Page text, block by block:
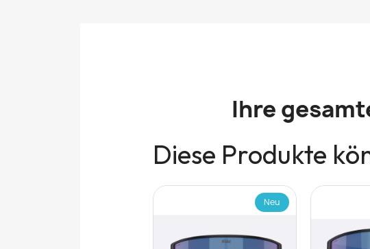
Ihre
Diese Produkte
Neu